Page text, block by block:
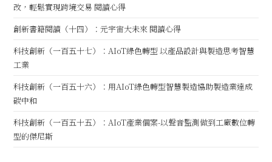
改，輕鬆實現跨境交易 閱讀心得
創新書籍閱讀（十四）：元宇宙大未來 閱讀心得
科技創新（一百五十七）：AIoT綠色轉型 以產品設計與製造思考智慧
工業
科技創新（一百五十六）：用AIoT綠色轉型智慧製造協助製造業達成
碳中和
科技創新（一百五十五）：AIoT產業個案-以聲音監測做到工廠數位轉
型的傑尼斯